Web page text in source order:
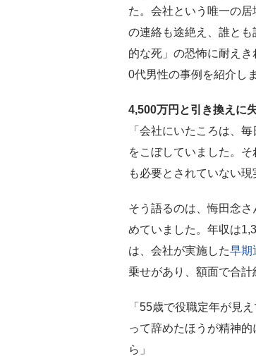
た。会社という唯一の
の連絡も途絶え、誰と
的な死」の恐怖に耐え
0代男性の事例を紹介しま
4,500万円と引き換えに
「会社にいたころは、
をこぼしていました。
も必要とされていない
そう語るのは、悔田念
めていました。年収は
は、会社が実施した早期
乗せがあり、額面で合計
「55歳で役職定年が見
って辞めたほうが精神
ら」